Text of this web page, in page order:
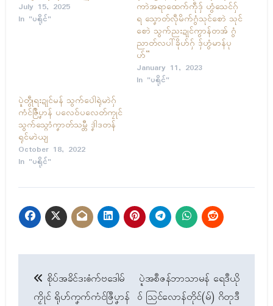
July 15, 2025
In "ပရိုၚ်"
ကာဲအရာထေက်ကဵုဒှ် ဟွံသေၚ်ဂှ်
ရ သၞောတ်လဵုမိက်ဂွံသုၚ်စောဲ သုၚ်
စောဲ သွက်ညးဍုၚ်ကွာန်တအ် ဂွံ
ညာတ်လပါ်ခိုဟ်ဂှ် ဒှ်ဟွံမာန်ပု
ဟ်”
January 11, 2023
In "ပရိုၚ်"
ပ္ဍဲတွဵုရးဍုၚ်မန် သွက်ပေါဲရုဲမာဲဂှ်
ကံၚ်ဇြဳပၞာန် ပလေဝ်ပလေတ်ကၠုၚ်
သွက်သ္ဂောံကၞာတ်သမ္တီ ဒၞါဲဒတန်
ရုၚ်မာဲယျ
October 18, 2022
In "ပရိုၚ်"
Post
navigation
စိုပ်အခိၚ်ဒးၜံက်ဗဒေါမ်
ကၟိုၚ် ရိုဟ်ကၞက်ကံၚ်ဇြဳပၞာန်
ပ္ဍဲအစဳဇန်ဘာသာမန် ရေဒဳယို
ဝ် ဩၚ်လောန်တိုၚ်(မ်) ဂိတုဒဳ